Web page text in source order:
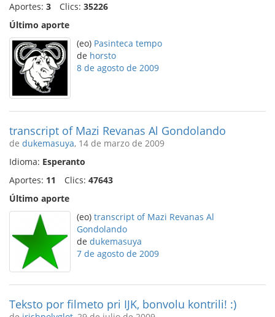
Aportes: 3 Clics: 35226
Último aporte
(eo) Pasinteca tempo
de horsto
8 de agosto de 2009
transcript of Mazi Revanas Al Gondolando
de dukemasuya, 14 de marzo de 2009
Idioma: Esperanto
Aportes: 11 Clics: 47643
Último aporte
(eo) transcript of Mazi Revanas Al
Gondolando
de dukemasuya
7 de agosto de 2009
Teksto por filmeto pri IJK, bonvolu kontrili! :)